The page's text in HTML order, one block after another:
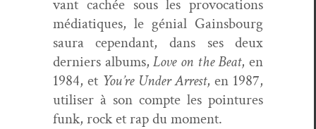
vant cachée sous les provo­ca­tions
médi­a­tiques, le génial Gains­bourg
saura cepen­dant, dans ses deux
derniers albums,Love on the Beat, en
1984, et You’re Under Arrest, en 1987,
utilis­er à son compte les poin­tures
funk, rock et rap du moment.